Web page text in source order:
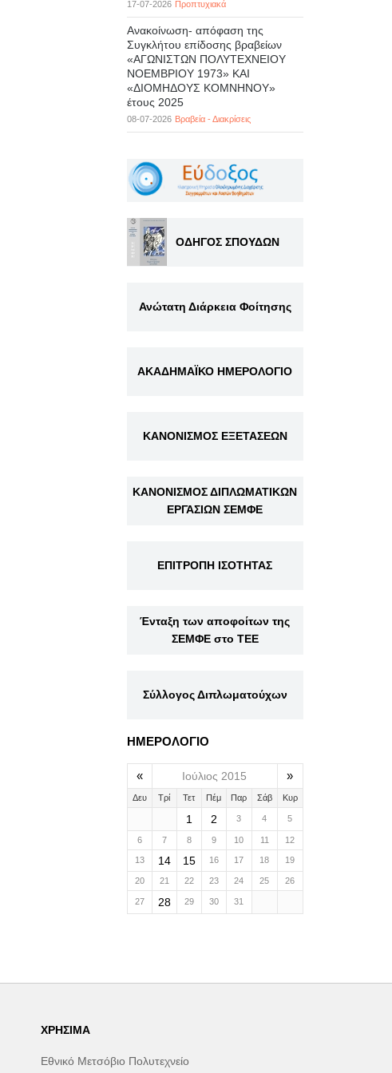
17-07-2026 Προπτυχιακά
Ανακοίνωση- απόφαση της
Συγκλήτου επίδοσης βραβείων
«ΑΓΩΝΙΣΤΩΝ ΠΟΛΥΤΕΧΝΕΙΟΥ
ΝΟΕΜΒΡΙΟΥ 1973» ΚΑΙ
«ΔΙΟΜΗΔΟΥΣ ΚΟΜΝΗΝΟΥ»
έτους 2025
08-07-2026 Βραβεία - Διακρίσεις
ΟΔΗΓΟΣ ΣΠΟΥΔΩΝ
Ανώτατη Διάρκεια Φοίτησης
ΑΚΑΔΗΜΑΪΚΟ ΗΜΕΡΟΛΟΓΙΟ
ΚΑΝΟΝΙΣΜΟΣ ΕΞΕΤΑΣΕΩΝ
ΚΑΝΟΝΙΣΜΟΣ ΔΙΠΛΩΜΑΤΙΚΩΝ
ΕΡΓΑΣΙΩΝ ΣΕΜΦΕ
ΕΠΙΤΡΟΠΗ ΙΣΟΤΗΤΑΣ
Ένταξη των αποφοίτων της
ΣΕΜΦΕ στο ΤΕΕ
Σύλλογος Διπλωματούχων
ΗΜΕΡΟΛΟΓΙΟ
« Ιούλιος 2015 »
Δευ Τρί Τετ Πέμ Παρ Σάβ Κυρ
1 2 3 4 5
6 7 8 9 10 11 12
13 14 15 16 17 18 19
20 21 22 23 24 25 26
27 28 29 30 31
ΧΡΉΣΙΜΑ
Εθνικό Μετσόβιο Πολυτεχνείο